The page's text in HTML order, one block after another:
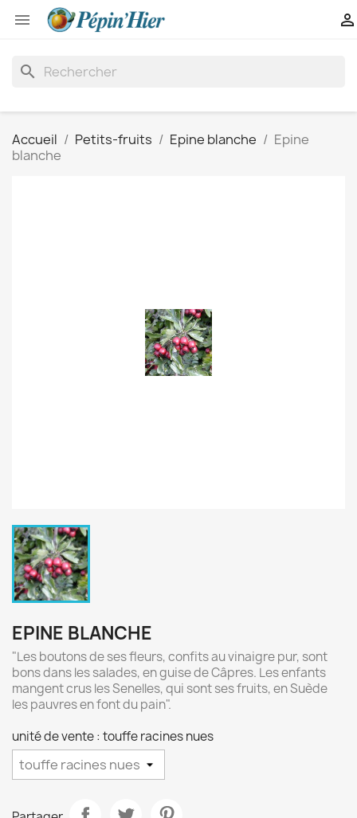
 
search
Accueil Petits-fruits Epine blanche
Epine
blanche
EPINE BLANCHE
"Les boutons de ses fleurs, confits au vinaigre pur, sont
bons dans les salades, en guise de Câpres. Les enfants
mangent crus les Senelles, qui sont ses fruits, en Suède
les pauvres en font du pain".
unité de vente : touffe racines nues